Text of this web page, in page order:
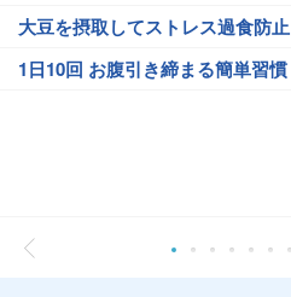
大豆を摂取してストレス過食防止
1日10回 お腹引き締まる簡単習慣